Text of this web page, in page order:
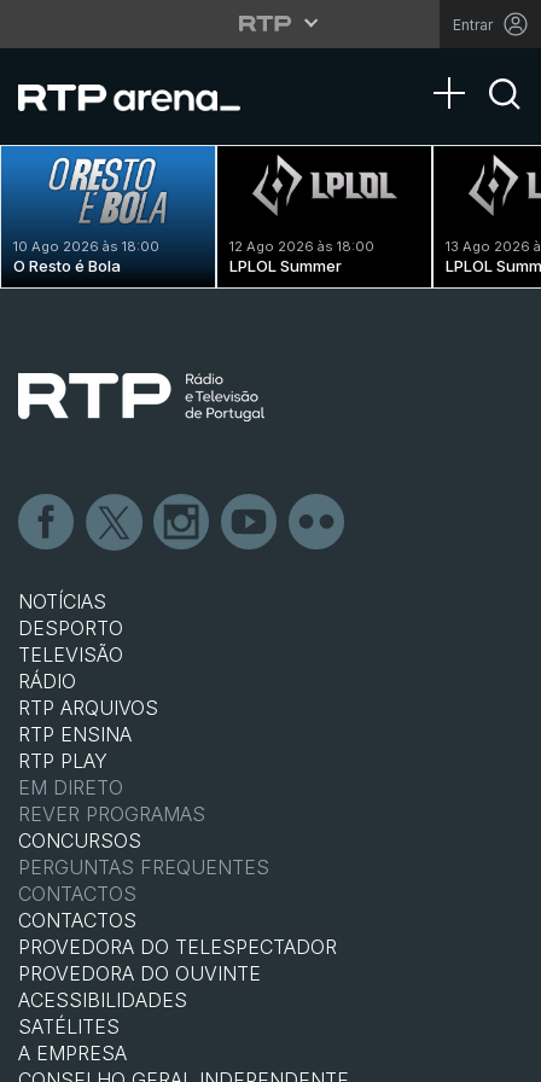
Entrar
Toggle
10 Ago 2026 às 18:00
O Resto é Bola
12 Ago 2026 às 18:00
LPLOL Summer
13 Ago 2026
LPLOL
NOTÍCIAS
DESPORTO
TELEVISÃO
RÁDIO
RTP ARQUIVOS
RTP ENSINA
RTP PLAY
EM DIRETO
REVER PROGRAMAS
CONCURSOS
PERGUNTAS FREQUENTES
CONTACTOS
CONTACTOS
PROVEDORA DO TELESPECTADOR
PROVEDORA DO OUVINTE
ACESSIBILIDADES
SATÉLITES
A EMPRESA